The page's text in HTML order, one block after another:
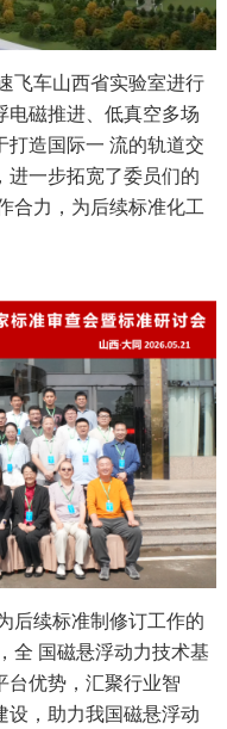
飞车山西省实验室进行
电磁推进、低真空多场
造国际一 流的轨道交
一步拓宽了委员们的
合力，为后续标准化工
后续标准制修订工作的
全 国磁悬浮动力技术基
台优势，汇聚行业智
，助力我国磁悬浮动